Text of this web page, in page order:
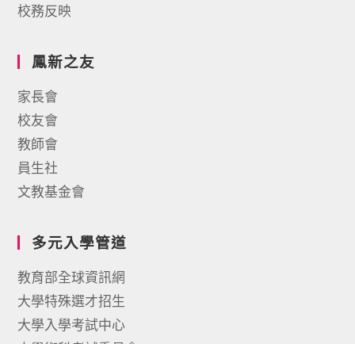
校務反映
鳳新之友
家長會
校友會
教師會
員生社
文教基金會
多元入學管道
教育部全球資訊網
大學特殊選才招生
大學入學考試中心